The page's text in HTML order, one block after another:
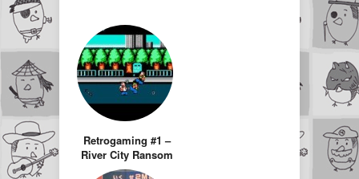
Retrogaming #1 –
River City Ransom